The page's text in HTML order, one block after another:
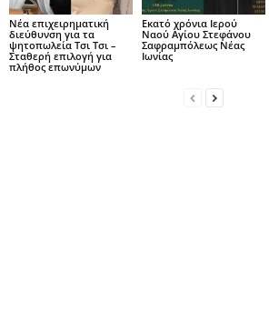
Νέα επιχειρηματική
διεύθυνση για τα
ψητοπωλεία Τσι Τσι –
Σταθερή επιλογή για
πλήθος επωνύμων
Εκατό χρόνια Ιερού
Ναού Αγίου Στεφάνου
Σαφραμπόλεως Νέας
Ιωνίας